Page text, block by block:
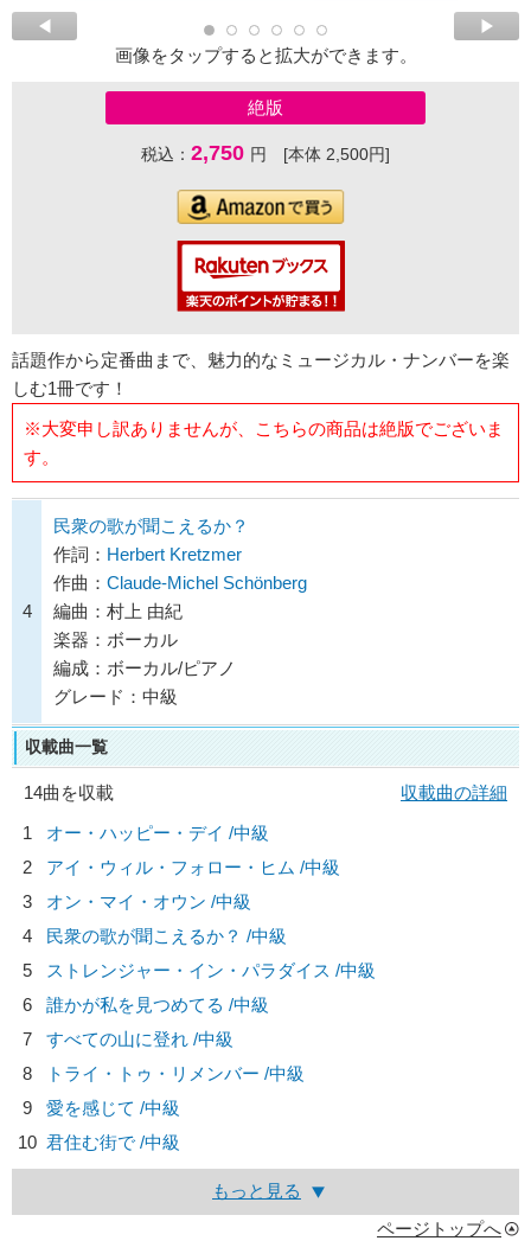
画像をタップすると拡大ができます。
絶版
税込： 2,750 円 [本体 2,500円]
話題作から定番曲まで、魅力的なミュージカル・ナンバーを楽
しむ1冊です！
※大変申し訳ありませんが、こちらの商品は絶版でございま
す。
4
民衆の歌が聞こえるか？
作詞： Herbert Kretzmer
作曲： Claude-Michel Schönberg
編曲：村上 由紀
楽器：ボーカル
編成：ボーカル/ピアノ
グレード：中級
収載曲一覧
14曲を収載
収載曲の詳細
1
オー・ハッピー・デイ /中級
2
アイ・ウィル・フォロー・ヒム /中級
3
オン・マイ・オウン /中級
4
民衆の歌が聞こえるか？ /中級
5
ストレンジャー・イン・パラダイス /中級
6
誰かが私を見つめてる /中級
7
すべての山に登れ /中級
8
トライ・トゥ・リメンバー /中級
9
愛を感じて /中級
10 君住む街で /中級
もっと見る
ページトップへ